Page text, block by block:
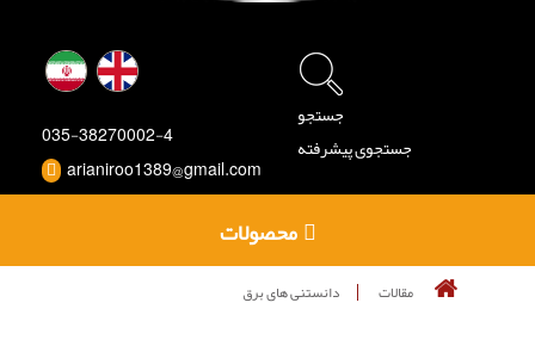
035-38270002-4
arianiroo1389@gmail.com
جستجو
جستجوی پیشرفته
محصولات
مقالات دانستنی های برق